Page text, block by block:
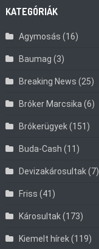
KATEGÓRIÁK
Agymosás (16)
Baumag (3)
Breaking News (25)
Bróker Marcsika (6)
Brókerügyek(151)
Buda-Cash (11)
Devizakárosultak(7)
Friss (41)
Károsultak(173)
Kiemelt hírek(119)